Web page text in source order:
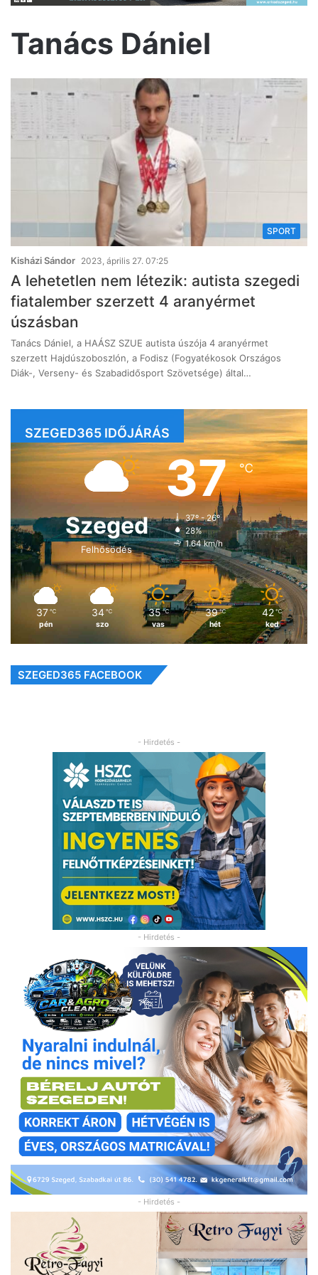
Tanács Dániel
SPORT
Kisházi Sándor 2023, április 27. 07:25
A lehetetlen nem létezik: autista szegedi
fiatalember szerzett 4 aranyérmet
úszásban
Tanács Dániel, a HAÁSZ SZUE autista úszója 4 aranyérmet
szerzett Hajdúszoboszlón, a Fodisz (Fogyatékosok Országos
Diák-, Verseny- és Szabadidősport Szövetsége) által…
SZEGED365 IDŐJÁRÁS
Szeged
Felhősödés
37℃
37º - 26º
28%
1.64 km/h
37 ℃
pén
34 ℃
szo
35 ℃
vas
39 ℃
hét
42 ℃
ked
SZEGED365 FACEBOOK
- Hirdetés -
- Hirdetés -
- Hirdetés -